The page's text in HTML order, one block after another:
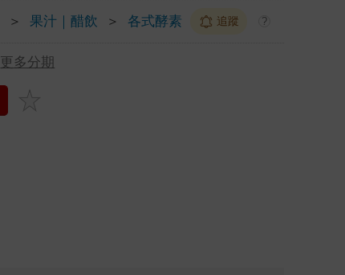
＞ 果汁｜醋飲 ＞ 各式酵素 追蹤 ?
更多分期